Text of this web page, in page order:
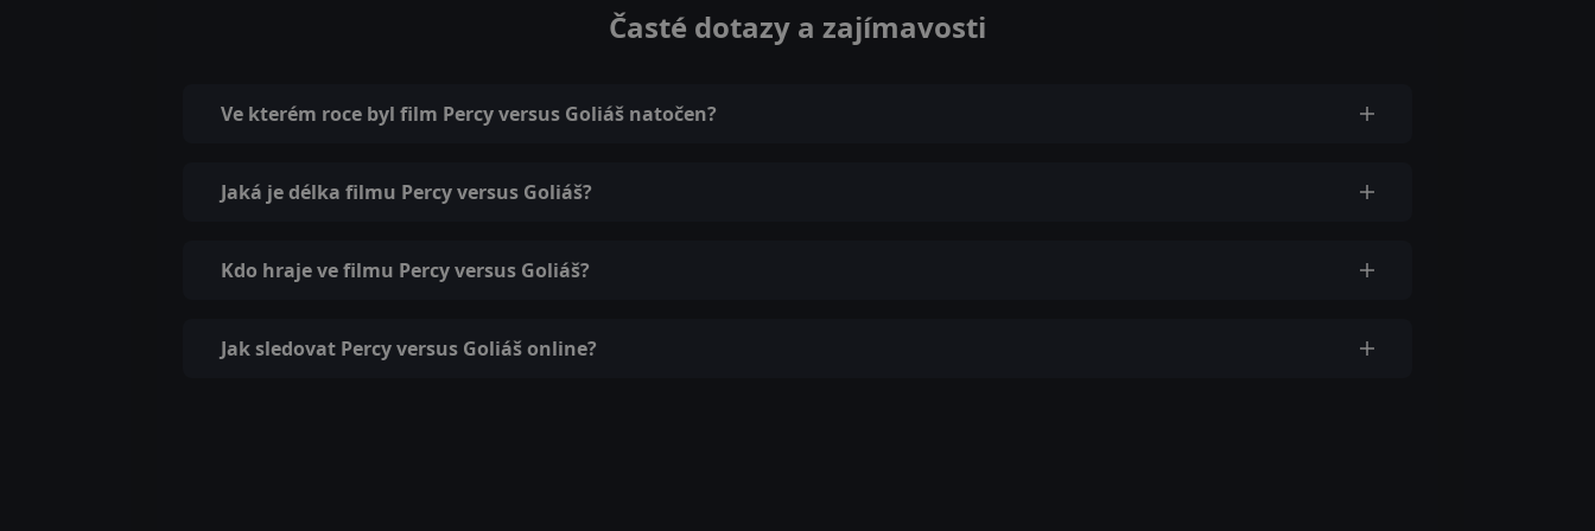
Časté dotazy a zajímavosti
Ve kterém roce byl film Percy versus Goliáš natočen?
Jaká je délka filmu Percy versus Goliáš?
Kdo hraje ve filmu Percy versus Goliáš?
Jak sledovat Percy versus Goliáš online?